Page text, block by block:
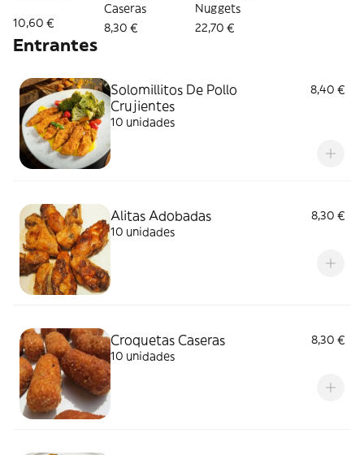
10,60 €
Caseras
8,30 €
Nuggets
22,70 €
Entrantes
Solomillitos De Pollo
Crujientes
8,40 €
10 unidades
Alitas Adobadas
8,30 €
10 unidades
Croquetas Caseras
8,30 €
10 unidades